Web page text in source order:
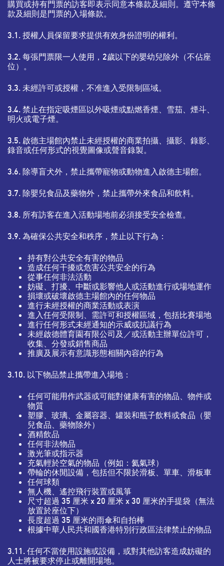
購買或持有門票的訪客即表示同意本條款及細則。遵守本條
款及細則是門票的入場條款。
3.1. 授權人員保留要求提供有效身份證明的權利。
3.2. 每張門票限一人使用，2歲以下的嬰幼兒除外（不佔座
位）。
3.3. 未經許可或授權，不准進入受限制區域。
3.4. 禁止在指定吸煙區以外吸煙或點燃香煙、雪茄、煙斗、
明火或電子煙。
3.5. 啟德主場館內禁止未經授權的商業拍攝、攝影、錄影、
錄音或任何形式的視覺圖像或聲音錄製。
3.6. 除導盲犬外，禁止攜帶寵物或動物進入啟德主場館。
3.7. 除嬰兒食品及藥物外，禁止攜帶外來食品和飲料。
3.8. 所有訪客在進入活動場地前必須接受安全檢查。
3.9. 為確保公共安全和秩序，禁止以下行為：
持有對公共安全有害的物品
造成任何干擾或危害公共安全的行為
從事任何非法活動
妨礙、打擾、中斷或影響他人或活動進行或場地運作
損壞或破壞啟德主場館內的任何物品
進行未經授權的商業活動或表演
進入任何受限制、需許可和授權區域，包括比賽場地
進行任何形式未經通知的示威或抗議行為
未經啟德體育園有限公司及／或活動主辦單位許可，
收集、分發或銷售商品
推廣及展示有意識形態相關內容的行為
3.10. 以下物品禁止攜帶進入場地：
任何可能用作武器或可能對健康有害的物品、物件或
物質
塑膠、玻璃、金屬容器、罐裝和瓶子飲料或食品（嬰
兒食品、藥物除外）
酒精飲品
任何非法物品
激光筆或指示器
充氣輕於空氣的物品（例如：氦氣球）
帶輪的休閒設備，包括但不限於滑板、單車、滑板車
任何球類
無人機、遙控飛行裝置或風箏
尺寸超過 35 厘米 x 20 厘米 x 30 厘米的手提袋（無法
放置於座位下）
長度超過 35 厘米的雨傘和自拍棒
根據中華人民共和國香港特別行政區法律禁止的物品
3.11. 任何不當使用設施或設備，或對其他訪客造成妨礙的
人士將被要求停止或離開場地。